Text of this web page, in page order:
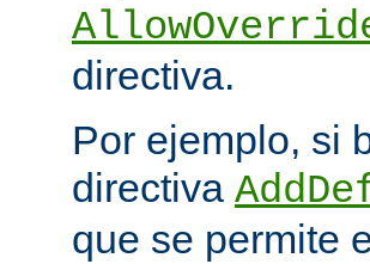
directiva.
Por ejemplo, si
directiva
que se permite